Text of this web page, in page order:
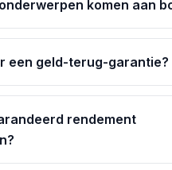
komen aan
een geld-terug-garantie?
rendement